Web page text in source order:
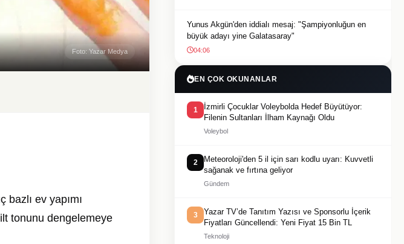
Foto: Yazar Medya
ev yapımı
tonunu dengelemeye
Yunus Akgün'den iddialı mesaj: "Şampiyonluğun en
büyük adayı yine Galatasaray"
04:06
EN ÇOK OKUNANLAR
1
İzmirli Çocuklar Voleybolda Hedef Büyütüyor:
Filenin Sultanları İlham Kaynağı Oldu
Voleybol
2
Meteoroloji'den 5 il için sarı kodlu uyarı: Kuvvetli
sağanak ve fırtına geliyor
Gündem
3
Yazar TV’de Tanıtım Yazısı ve Sponsorlu İçerik
Fiyatları Güncellendi: Yeni Fiyat 15 Bin TL
Teknoloji